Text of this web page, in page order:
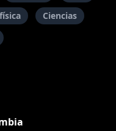
Ciencias